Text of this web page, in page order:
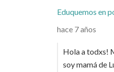
Eduquemos en
hace 7 años
Hola a todxs!
soy mamá de